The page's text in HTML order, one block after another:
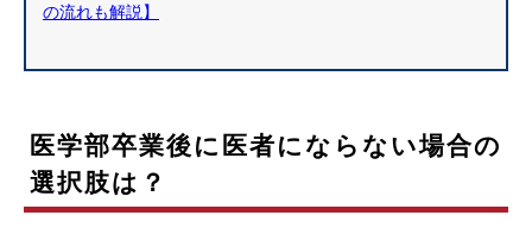
の流れも解説】
医学部卒業後に医者にならない場合の
選択肢は？